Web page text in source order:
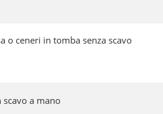
o ceneri in tomba senza scavo
scavo a mano